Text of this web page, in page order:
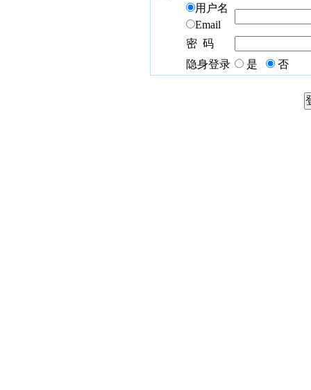
用户名
Email
密 码
隐身登录
是 否